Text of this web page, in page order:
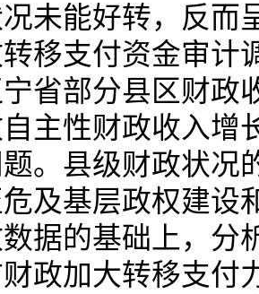
未能好转，反而
移支付资金审计
省部分县区财政
主性财政收入增
。县级财政状况
及基层政权建设
据的基础上，分
政加大转移支付